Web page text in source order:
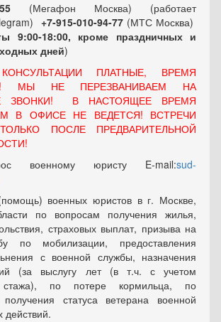
55 (Мегафон Москва) (работает
+7-915-010-94-77 (МТС Москва)
9:00-18:00, кроме праздничных и
дней)
ПЛАТНЫЕ, ВРЕМЯ
МЫ НЕ ПЕРЕЗВАНИВАЕМ НА
ЗВОНКИ! В НАСТОЯЩЕЕ ВРЕМЯ
В ОФИСЕ НЕ ВЕДЕТСЯ! ВСТРЕЧИ
ПОСЛЕ ПРЕДВАРИТЕЛЬНОЙ
военному юристу E-mail:sud-
военных юристов в г. Москве,
по вопросам получения жилья,
страховых выплат, призыва на
по мобилизации, предоставления
с военной службы, назначения
(за выслугу лет (в т.ч. с учетом
стажа), по потере кормильца, по
получения статуса ветерана военной